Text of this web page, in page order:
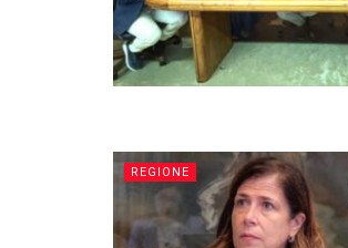
REGIONE